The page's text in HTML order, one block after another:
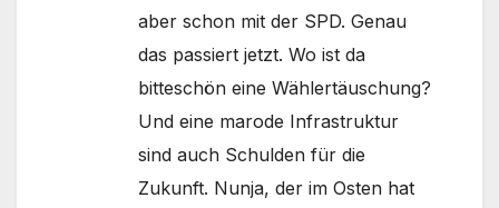
aber schon mit der SPD. Genau
das passiert jetzt. Wo ist da
bitteschön eine Wählertäuschung?
Und eine marode Infrastruktur
sind auch Schulden für die
Zukunft. Nunja, der im Osten hat